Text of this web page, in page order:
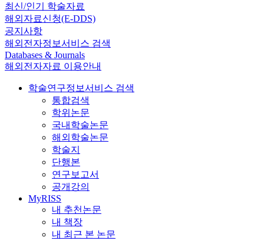
최신/인기 학술자료
해외자료신청(E-DDS)
공지사항
해외전자정보서비스 검색
Databases & Journals
해외전자자료 이용안내
학술연구정보서비스 검색
통합검색
학위논문
국내학술논문
해외학술논문
학술지
단행본
연구보고서
공개강의
MyRISS
내 추천논문
내 책장
내 최근 본 논문